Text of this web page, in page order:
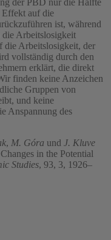
Effekt auf die
ist, während
die Arbeitslosigkeit
die Arbeitslosigkeit, der
vollständig durch den
erklärt, die direkt
finden keine Anzeichen
Gruppen von
und keine
Anspannung des
, M. Góra und J. Kluve
in the Potential
Studies, 93, 3, 1926–